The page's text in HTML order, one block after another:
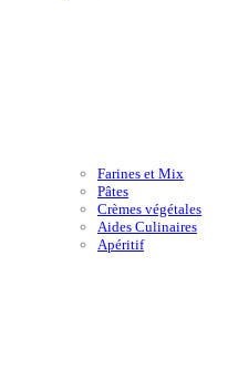
Farines et Mix
Pâtes
Crèmes végétales
Aides Culinaires
Apéritif